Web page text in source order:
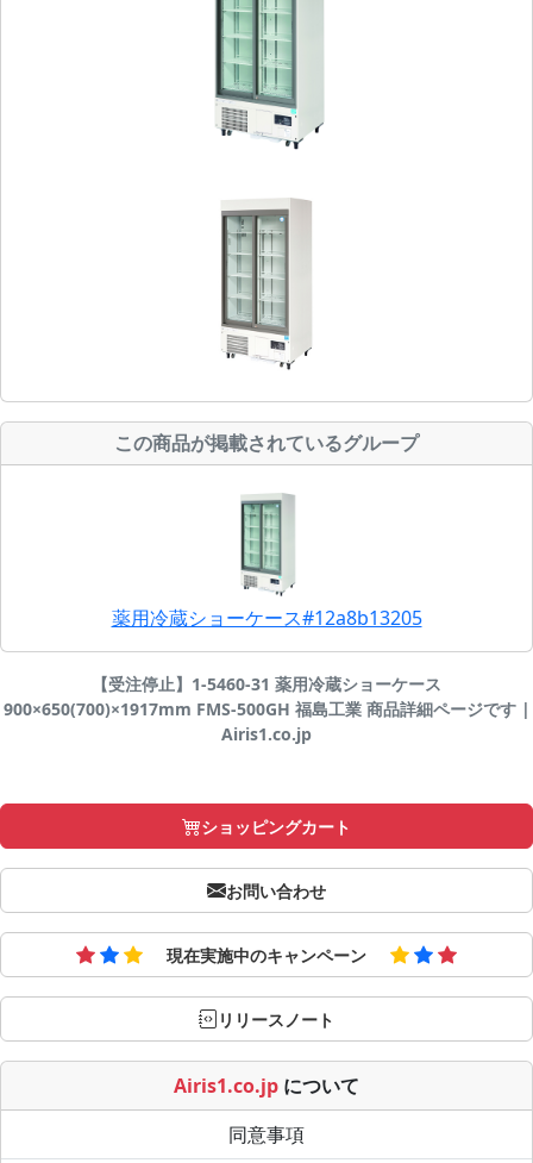
この商品が掲載されているグループ
薬用冷蔵ショーケース#12a8b13205
【受注停止】1-5460-31 薬用冷蔵ショーケース
900×650(700)×1917mm FMS-500GH 福島工業 商品詳細ページです |
Airis1.co.jp
ショッピングカート
お問い合わせ
現在実施中のキャンペーン
リリースノート
Airis1.co.jp について
同意事項